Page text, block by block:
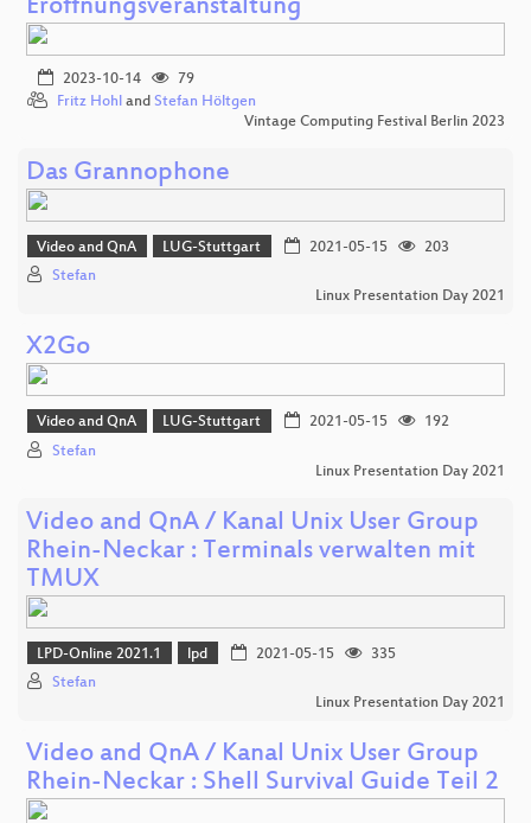
Eröffnungsveranstaltung
2023-10-14
79
Fritz Hohl and Stefan Höltgen
Vintage Computing Festival Berlin 2023
Das Grannophone
Video and QnA LUG-Stuttgart 2021-05-15
203
Stefan
Linux Presentation Day 2021
X2Go
Video and QnA LUG-Stuttgart 2021-05-15
192
Stefan
Linux Presentation Day 2021
Video and QnA / Kanal Unix User Group
Rhein-Neckar : Terminals verwalten mit
TMUX
LPD-Online 2021.1 lpd 2021-05-15
335
Stefan
Linux Presentation Day 2021
Video and QnA / Kanal Unix User Group
Rhein-Neckar : Shell Survival Guide Teil 2